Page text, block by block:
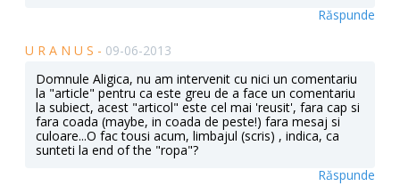
Răspunde
U R A N U S - 09-06-2013
Domnule Aligica, nu am intervenit cu nici un comentariu
la "article" pentru ca este greu de a face un comentariu
la subiect, acest "articol" este cel mai 'reusit', fara cap si
fara coada (maybe, in coada de peste!) fara mesaj si
culoare...O fac tousi acum, limbajul (scris) , indica, ca
sunteti la end of the "ropa"?
Răspunde